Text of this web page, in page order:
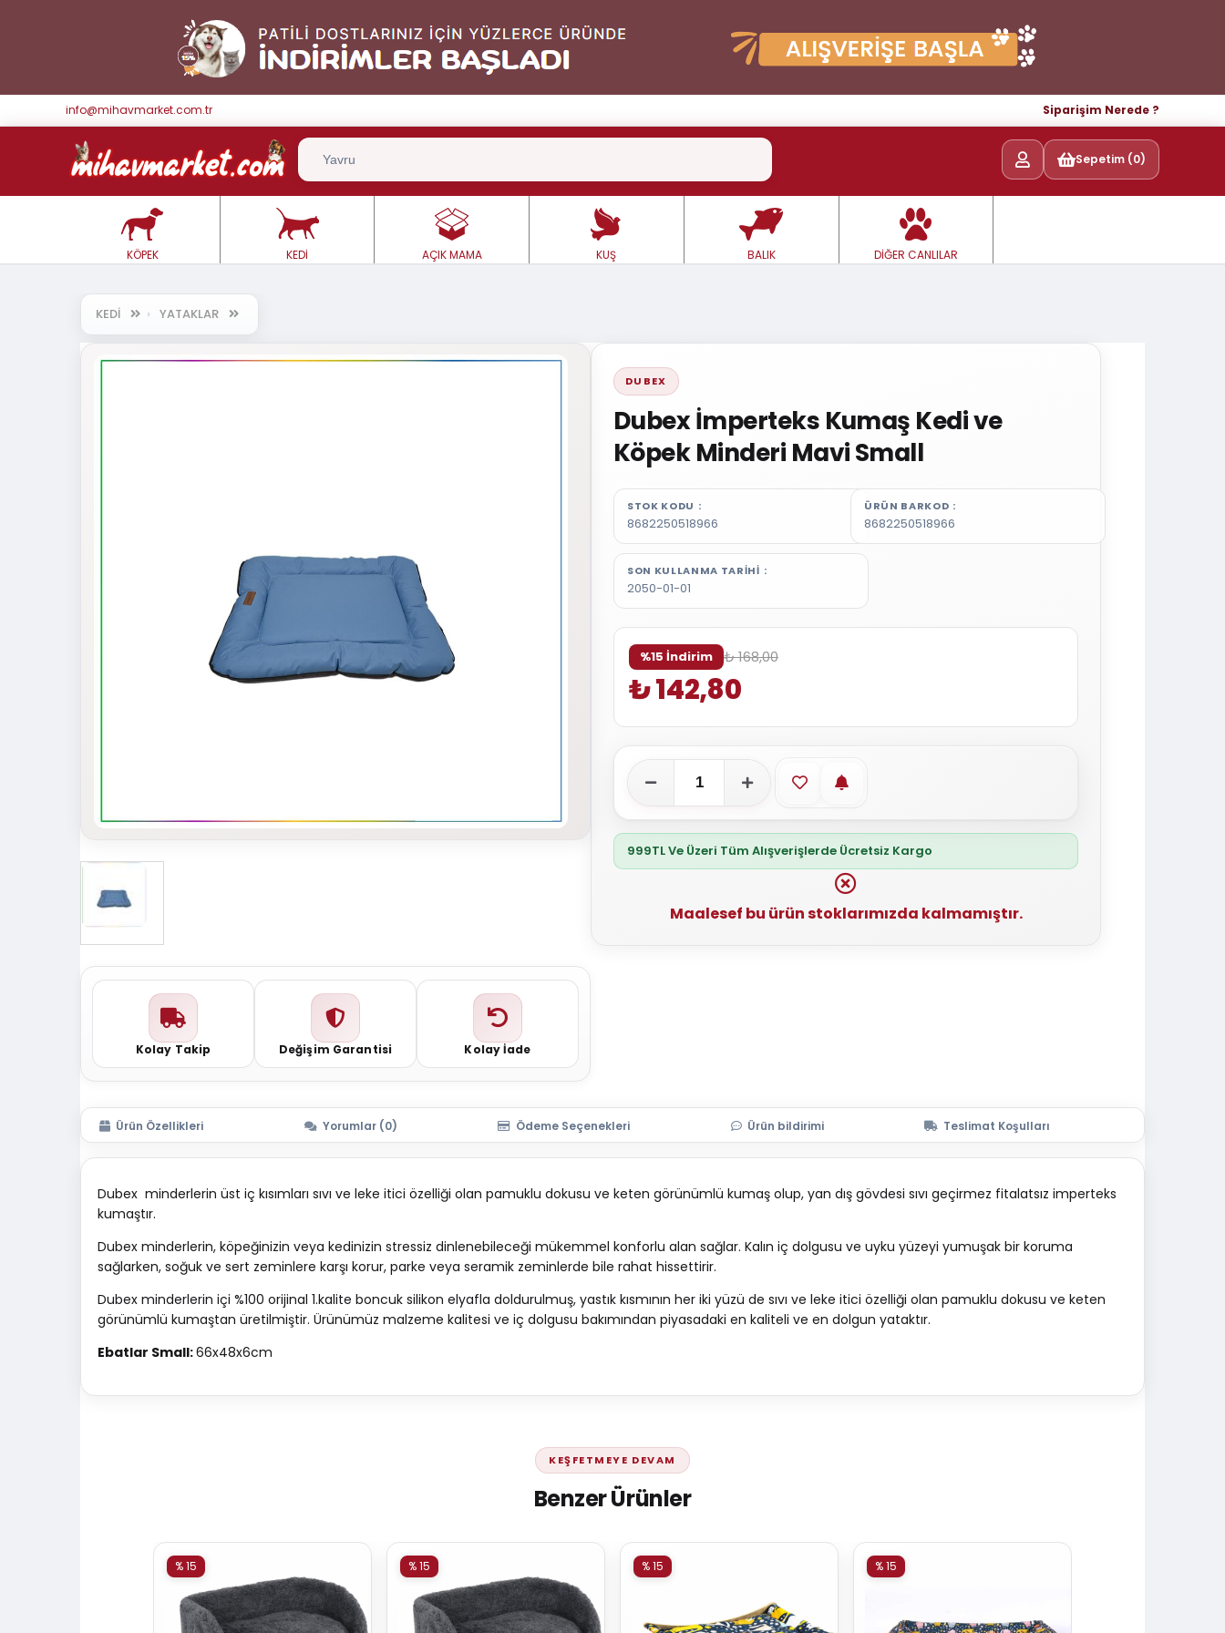
info@mihavmarket.com.tr Siparişim Nerede ?
Sepetim (0)
KÖPEK KEDİ AÇIK MAMA KUŞ BALIK DİĞER CANLILAR
KEDİ YATAKLAR
Kolay Takip Değişim Garantisi Kolay İade
DUBEX
Dubex İmperteks Kumaş Kedi ve
Köpek Minderi Mavi Small
STOK KODU
8682250518966
ÜRÜN BARKOD
8682250518966
SON KULLANMA TARIHI
2050-01-01
%15 İndirim ₺ 168,00
₺ 142,80
Favorilere ekle
Stoğa gelince haber ver
999TL Ve Üzeri Tüm Alışverişlerde Ücretsiz Kargo
Maalesef bu ürün stoklarımızda kalmamıştır.
Ürün Özellikleri Yorumlar (0) Ödeme Seçenekleri Ürün bildirimi Teslimat Koşulları
Dubex minderlerin üst iç kısımları sıvı ve leke itici özelliği olan pamuklu dokusu ve keten görünümlü kumaş olup, yan dış gövdesi sıvı geçirmez fitalatsız imperteks
kumaştır.
Dubex minderlerin, köpeğinizin veya kedinizin stressiz dinlenebileceği mükemmel konforlu alan sağlar. Kalın iç dolgusu ve uyku yüzeyi yumuşak bir koruma
sağlarken, soğuk ve sert zeminlere karşı korur, parke veya seramik zeminlerde bile rahat hissettirir.
Dubex minderlerin içi %100 orijinal 1.kalite boncuk silikon elyafla doldurulmuş, yastık kısmının her iki yüzü de sıvı ve leke itici özelliği olan pamuklu dokusu ve keten
görünümlü kumaştan üretilmiştir. Ürünümüz malzeme kalitesi ve iç dolgusu bakımından piyasadaki en kaliteli ve en dolgun yataktır.
Ebatlar Small:66x48x6cm
KEŞFETMEYE DEVAM
Benzer Ürünler
% 15 % 15 % 15 % 15